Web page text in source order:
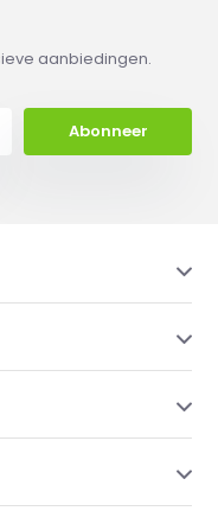
aanbiedingen.
Abonneer